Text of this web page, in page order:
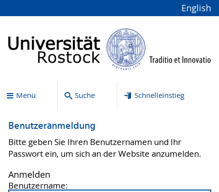
English
Menü Suche Schnelleinstieg
Benutzeranmeldung
Bitte geben Sie Ihren Benutzernamen und Ihr
Passwort ein, um sich an der Website anzumelden.
Anmelden
Benutzername: